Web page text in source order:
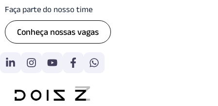
Faça parte do nosso time
Conheça nossas vagas